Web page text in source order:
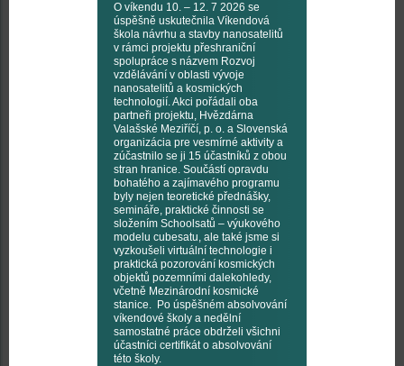
O víkendu 10. – 12. 7 2026 se
úspěšně uskutečnila Víkendová
škola návrhu a stavby nanosatelitů
v rámci projektu přeshraniční
spolupráce s názvem Rozvoj
vzdělávání v oblasti vývoje
nanosatelitů a kosmických
technologií. Akci pořádali oba
partneři projektu, Hvězdárna
Valašské Meziříčí, p. o. a Slovenská
organizácia pre vesmírné aktivity a
zúčastnilo se ji 15 účastníků z obou
stran hranice. Součástí opravdu
bohatého a zajímavého programu
byly nejen teoretické přednášky,
semináře, praktické činnosti se
složením Schoolsatů – výukového
modelu cubesatu, ale také jsme si
vyzkoušeli virtuální technologie i
praktická pozorování kosmických
objektů pozemními dalekohledy,
včetně Mezinárodní kosmické
stanice. Po úspěšném absolvování
víkendové školy a nedělní
samostatné práce obdrželi všichni
účastníci certifikát o absolvování
této školy.